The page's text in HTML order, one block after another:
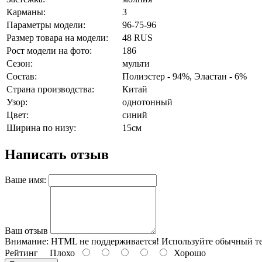
Карманы:
3
Параметры модели:
96-75-96
Размер товара на модели:
48 RUS
Рост модели на фото:
186
Сезон:
мульти
Состав:
Полиэстер - 94%, Эластан - 6%
Страна производства:
Китай
Узор:
однотонный
Цвет:
синий
Ширина по низу:
15см
Написать отзыв
Ваше имя:
Ваш отзыв
Внимание: HTML не поддерживается! Используйте обычный
Рейтинг Плохо Хорошо